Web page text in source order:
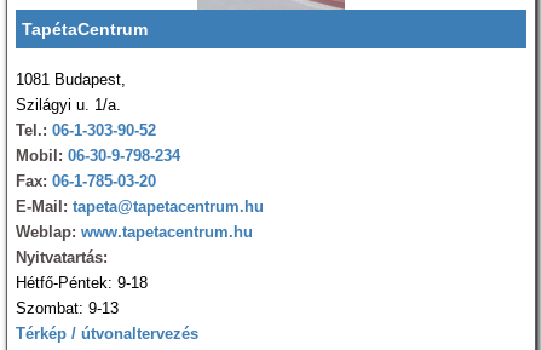
TapétaCentrum
1081 Budapest,
Szilágyi u. 1/a.
Tel.: 06-1-303-90-52
Mobil: 06-30-9-798-234
Fax: 06-1-785-03-20
E-Mail: tapeta@tapetacentrum.hu
Weblap: www.tapetacentrum.hu
Nyitvatartás:
Hétfő-Péntek: 9-18
Szombat: 9-13
Térkép / útvonaltervezés